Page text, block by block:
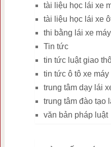
tài liệu học lái xe
tài liệu học lái xe
thi bằng lái xe máy
Tin tức
tin tức luật giao
tin tức ô tô xe máy
trung tâm dạy lái
trung tâm đào tạo
văn bản pháp luật